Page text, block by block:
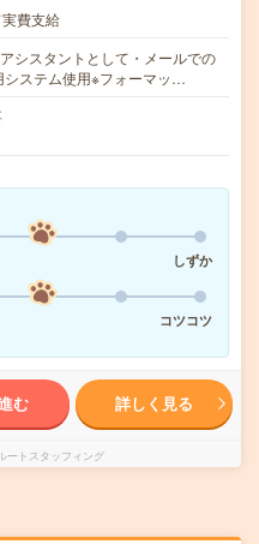
費支給
シスタントとして・メールでの
システム使用※フォーマッ…
しずか
コツコツ
む 詳しく見る
ートスタッフィング